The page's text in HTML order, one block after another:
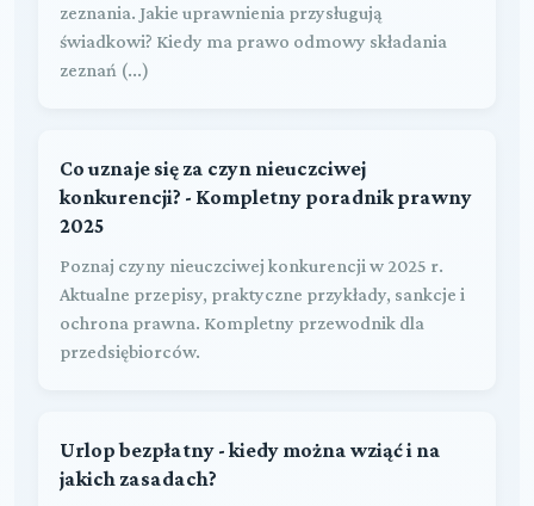
zeznania. Jakie uprawnienia przysługują
świadkowi? Kiedy ma prawo odmowy składania
zeznań (...)
Co uznaje się za czyn nieuczciwej
konkurencji? - Kompletny poradnik prawny
2025
Poznaj czyny nieuczciwej konkurencji w 2025 r.
Aktualne przepisy, praktyczne przykłady, sankcje i
ochrona prawna. Kompletny przewodnik dla
przedsiębiorców.
Urlop bezpłatny - kiedy można wziąć i na
jakich zasadach?